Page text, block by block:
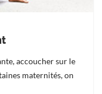
accoucher sur le
maternités, on